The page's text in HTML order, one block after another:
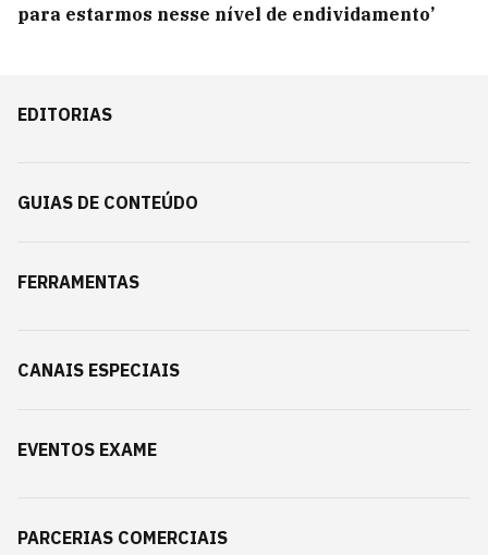
para estarmos nesse nível de endividamento’
EDITORIAS
GUIAS DE CONTEÚDO
FERRAMENTAS
CANAIS ESPECIAIS
EVENTOS EXAME
PARCERIAS COMERCIAIS